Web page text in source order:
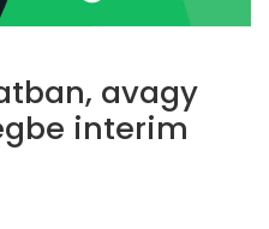
avagy
interim